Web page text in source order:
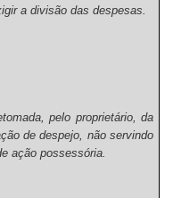
a divisão das despesas.
pelo proprietário, da
de despejo, não servindo
ação possessória.